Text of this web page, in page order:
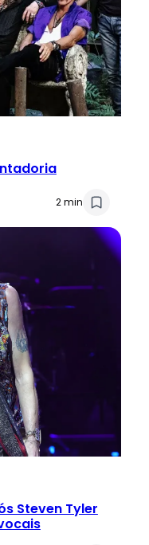
2 min
Steven Tyler